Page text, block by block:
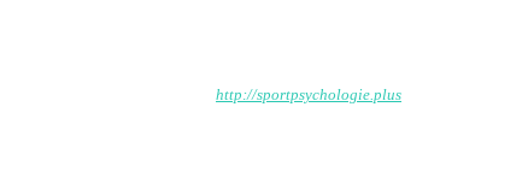
http://sportpsychologie.plus